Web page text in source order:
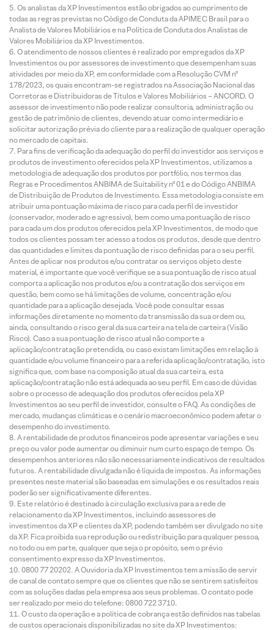
Os analistas da XP Investimentos estão obrigados ao cumprimento de
todas as regras previstas no Código de Conduta da APIMEC Brasil para o
Analista de Valores Mobiliários e na Política de Conduta dos Analistas de
Valores Mobiliários da XP Investimentos.
O atendimento de nossos clientes é realizado por empregados da XP
Investimentos ou por assessores de investimento que desempenham suas
atividades por meio da XP, em conformidade com a Resolução CVM nº
178/2023, os quais encontram-se registrados na Associação Nacional das
Corretoras e Distribuidoras de Títulos e Valores Mobiliários – ANCORD. O
assessor de investimento não pode realizar consultoria, administração ou
gestão de patrimônio de clientes, devendo atuar como intermediário e
solicitar autorização prévia do cliente para a realização de qualquer operação
no mercado de capitais.
Para fins de verificação da adequação do perfil do investidor aos serviços e
produtos de investimento oferecidos pela XP Investimentos, utilizamos a
metodologia de adequação dos produtos por portfólio, nos termos das
Regras e Procedimentos ANBIMA de Suitability nº 01 e do Código ANBIMA
de Distribuição de Produtos de Investimento. Essa metodologia consiste em
atribuir uma pontuação máxima de risco para cada perfil de investidor
(conservador, moderado e agressivo), bem como uma pontuação de risco
para cada um dos produtos oferecidos pela XP Investimentos, de modo que
todos os clientes possam ter acesso a todos os produtos, desde que dentro
das quantidades e limites da pontuação de risco definidas para o seu perfil.
Antes de aplicar nos produtos e/ou contratar os serviços objeto deste
material, é importante que você verifique se a sua pontuação de risco atual
comporta a aplicação nos produtos e/ou a contratação dos serviços em
questão, bem como se há limitações de volume, concentração e/ou
quantidade para a aplicação desejada. Você pode consultar essas
informações diretamente no momento da transmissão da sua ordem ou,
ainda, consultando o risco geral da sua carteira na tela de carteira (Visão
Risco). Caso a sua pontuação de risco atual não comporte a
aplicação/contratação pretendida, ou caso existam limitações em relação à
quantidade e/ou volume financeiro para a referida aplicação/contratação, isto
significa que, com base na composição atual da sua carteira, esta
aplicação/contratação não está adequada ao seu perfil. Em caso de dúvidas
sobre o processo de adequação dos produtos oferecidos pela XP
Investimentos ao seu perfil de investidor, consulte o FAQ. As condições de
mercado, mudanças climáticas e o cenário macroeconômico podem afetar o
desempenho do investimento.
A rentabilidade de produtos financeiros pode apresentar variações e seu
preço ou valor pode aumentar ou diminuir num curto espaço de tempo. Os
desempenhos anteriores não são necessariamente indicativos de resultados
futuros. A rentabilidade divulgada não é líquida de impostos. As informações
presentes neste material são baseadas em simulações e os resultados reais
poderão ser significativamente diferentes.
Este relatório é destinado à circulação exclusiva para a rede de
relacionamento da XP Investimentos, incluindo assessores de
investimentos da XP e clientes da XP, podendo também ser divulgado no site
da XP. Fica proibida sua reprodução ou redistribuição para qualquer pessoa,
no todo ou em parte, qualquer que seja o propósito, sem o prévio
consentimento expresso da XP Investimentos.
0800 77 20202. A Ouvidoria da XP Investimentos tem a missão de servir
de canal de contato sempre que os clientes que não se sentirem satisfeitos
com as soluções dadas pela empresa aos seus problemas. O contato pode
ser realizado por meio do telefone: 0800 722 3710.
O custo da operação e a política de cobrança estão definidos nas tabelas
de custos operacionais disponibilizadas no site da XP Investimentos: